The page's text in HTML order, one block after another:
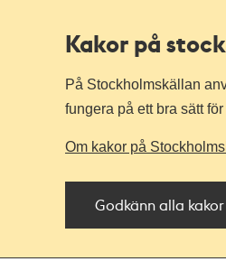
Kakor på
På Stockholmskällan
fungera på ett bra sätt för
Om kakor på
Godkänn alla kakor